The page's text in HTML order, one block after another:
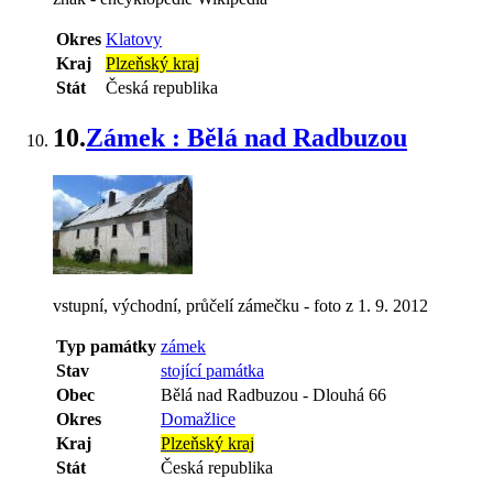
Okres Klatovy
Kraj
Plzeňský kraj
Stát
Česká republika
10.Zámek : Bělá nad Radbuzou
vstupní, východní, průčelí zámečku - foto z 1. 9. 2012
Typ památky zámek
Stav
stojící památka
Obec
Bělá nad Radbuzou - Dlouhá 66
Okres
Domažlice
Kraj
Plzeňský kraj
Stát
Česká republika